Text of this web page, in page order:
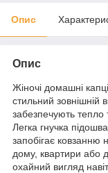
Опис
Опис
Жіночі домашні
стильний зовнішній
забезпечують тепло
Легка гнучка
запобігає ковзанню
дому, квартири або
охайний вигляд